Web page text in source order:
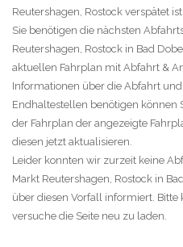
Reutershagen, Rostock verspätet
Sie benötigen die nächsten
Reutershagen, Rostock in Bad
aktuellen Fahrplan mit Abfahrt &
Informationen über die Abfahrt
Endhaltestellen benötigen können
der Fahrplan der angezeigte
diesen jetzt aktualisieren.
Leider konnten wir zurzeit keine
Markt Reutershagen, Rostock in
über diesen Vorfall informiert.
versuche die Seite neu zu laden.